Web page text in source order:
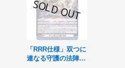
「RRR仕様」双つに
連なる守護の法陣